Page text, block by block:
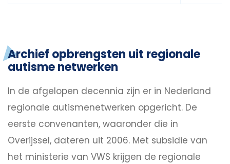
Archief opbrengsten uit regionale
autisme netwerken
In de afgelopen decennia zijn er in Nederland
regionale autismenetwerken opgericht. De
eerste convenanten, waaronder die in
Overijssel, dateren uit 2006. Met subsidie van
het ministerie van VWS krijgen de regionale